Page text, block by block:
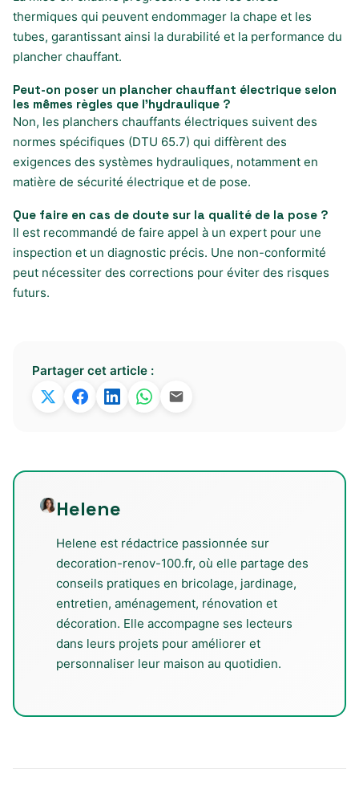
thermiques qui peuvent endommager la chape et les
tubes, garantissant ainsi la durabilité et la performance du
plancher chauffant.
Peut-on poser un plancher chauffant électrique selon
les mêmes règles que l’hydraulique ?
Non, les planchers chauffants électriques suivent des
normes spécifiques (DTU 65.7) qui diffèrent des
exigences des systèmes hydrauliques, notamment en
matière de sécurité électrique et de pose.
Que faire en cas de doute sur la qualité de la pose ?
Il est recommandé de faire appel à un expert pour une
inspection et un diagnostic précis. Une non-conformité
peut nécessiter des corrections pour éviter des risques
futurs.
Partager cet article :
Helene
Helene est rédactrice passionnée sur
decoration-renov-100.fr, où elle partage des
conseils pratiques en bricolage, jardinage,
entretien, aménagement, rénovation et
décoration. Elle accompagne ses lecteurs
dans leurs projets pour améliorer et
personnaliser leur maison au quotidien.